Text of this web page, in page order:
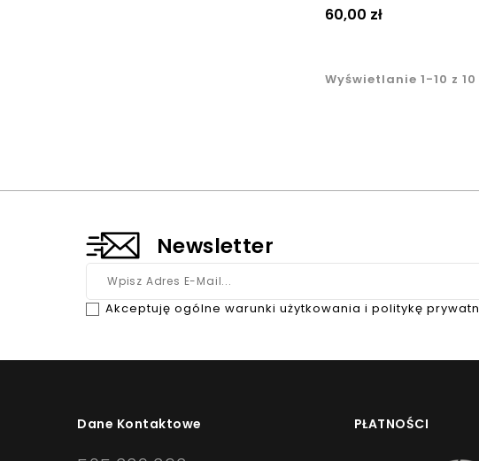
60,00 zł
Wyświetlanie 1-10 z
Newsletter
Akceptuję ogólne warunki użytkowania i politykę
Dane Kontaktowe PŁATNOŚCI